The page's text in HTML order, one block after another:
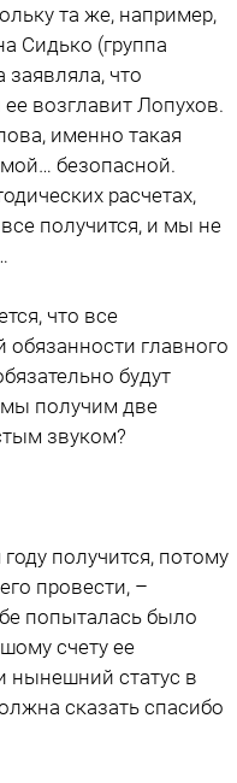
та же, например,
Сидько (группа
что
возглавит Лопухов.
именно такая
безопасной.
расчетах,
получится, и мы не
что все
главного
будут
получим две
звуком?
получится, потому
провести, –
попыталась было
счету ее
нынешний статус в
сказать спасибо